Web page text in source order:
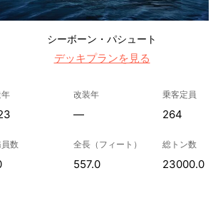
シーボーン・パシュート
デッキプランを見る
改装年
—
乗客定員
264
数 全長（フィート）
557.0
総トン数
23000.0